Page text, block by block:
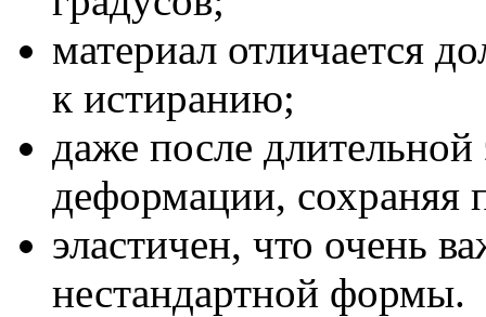
материал отличается
к истиранию;
даже после длительной
деформации, сохраняя
эластичен, что очень
нестандартной формы.